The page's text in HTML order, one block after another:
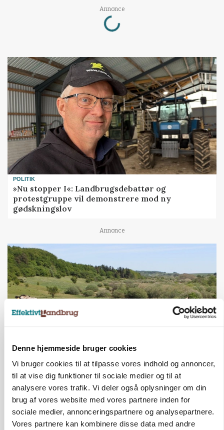
Denne hjemmeside bruger cookies
Vi bruger cookies til at tilpasse vores indhold og annoncer,
til at vise dig funktioner til sociale medier og til at
analysere vores trafik. Vi deler også oplysninger om din
brug af vores website med vores partnere inden for
sociale medier, annonceringspartnere og analysepartnere.
Vores partnere kan kombinere disse data med andre
Annonce
Loading...
POLITIK
»Nu stopper I«: Landbrugsdebattør og
protestgruppe vil demonstrere mod ny
gødskningslov
Annonce
KVÆG
Snart kan man søge tilskud til naturprojekter
Annonce
Før såmaskinen kører: Her er efterårets største